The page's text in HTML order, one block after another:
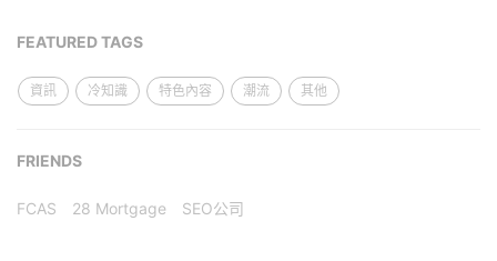
FEATURED TAGS
資訊 冷知識 特色內容 潮流 其他
FRIENDS
FCAS 28 Mortgage SEO公司